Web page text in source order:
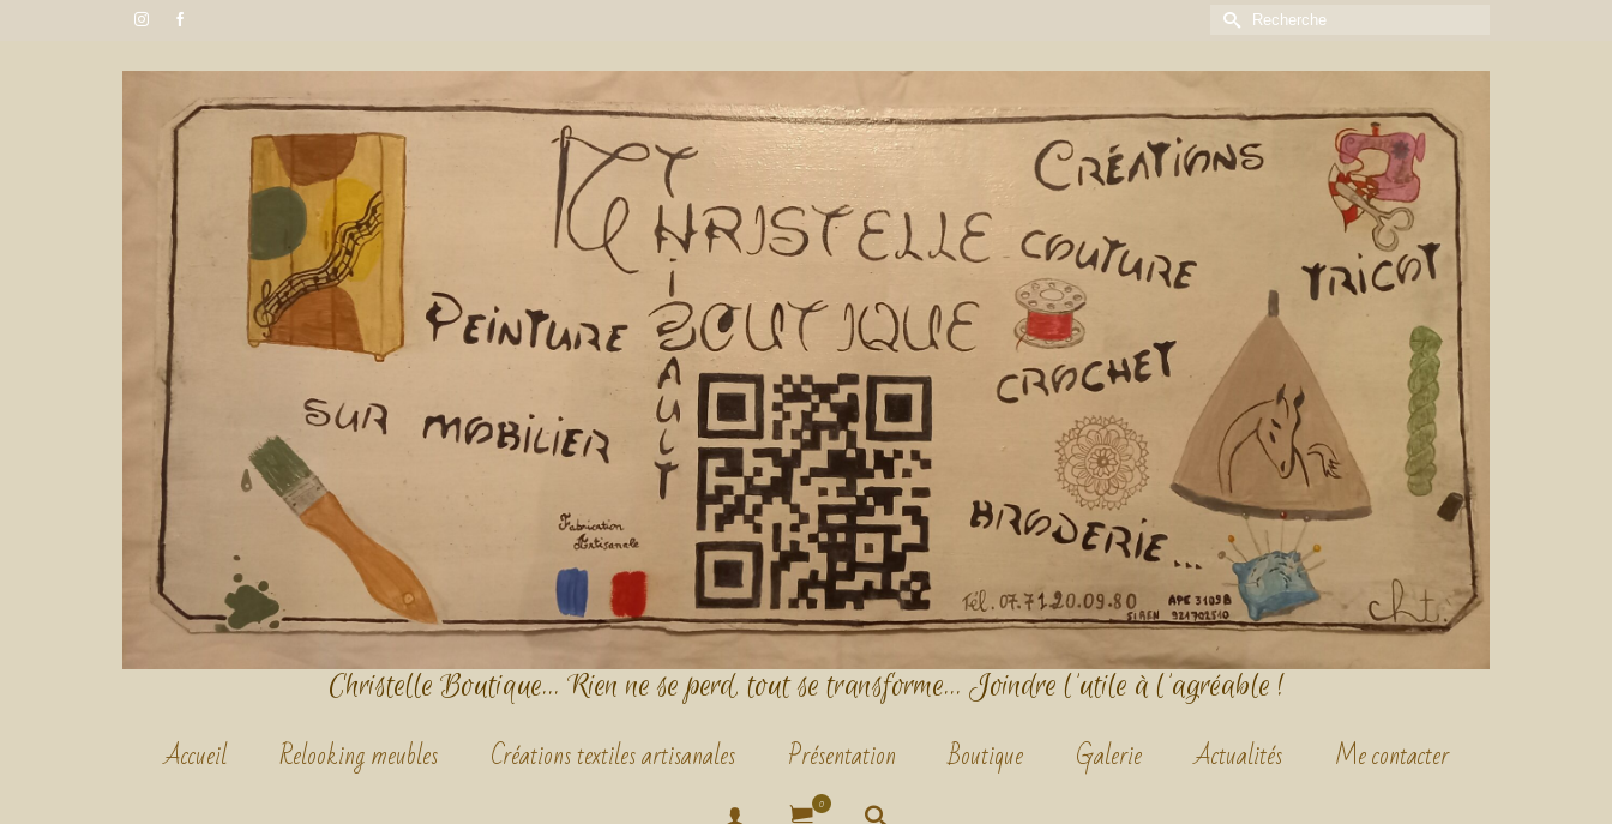
Rechercher :
Christelle Boutique... Rien ne se perd, tout se transforme... Joindre l'utile à l'agréable !
Accueil Relooking meubles Créations textiles artisanales Présentation Boutique Galerie Actualités Me contacter
0